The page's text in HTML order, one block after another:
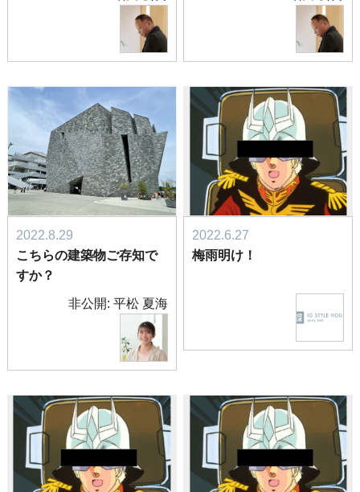
2022.8.29
こちらの建築物ご存知で
すか？
非公開: 平松 夏海
2022.6.27
梅雨明け！